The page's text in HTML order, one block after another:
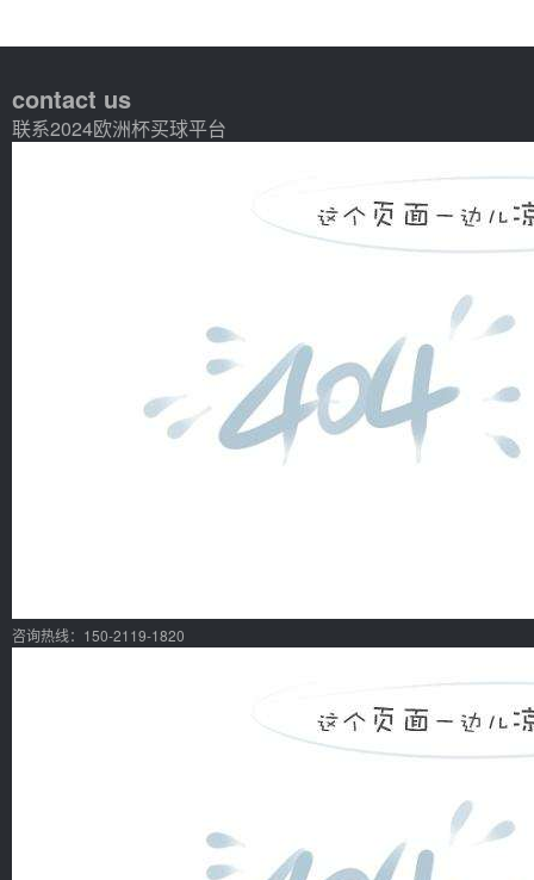
contact us
联系2024欧洲杯买球平台
咨询热线：150-2119-1820